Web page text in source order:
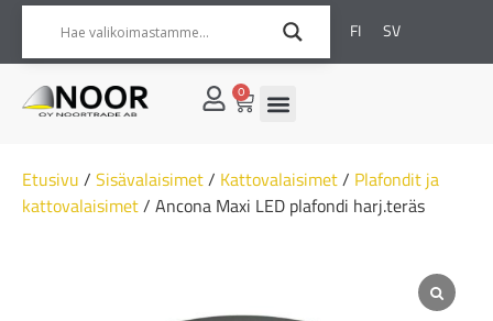
FI SV
0
Etusivu / Sisävalaisimet/ Kattovalaisimet/ Plafondit ja
kattovalaisimet/ Ancona Maxi LED plafondi harj.teräs